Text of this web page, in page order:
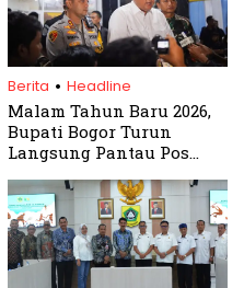
Berita . Headline
Malam Tahun Baru 2026,
Bupati Bogor Turun
Langsung Pantau Pos